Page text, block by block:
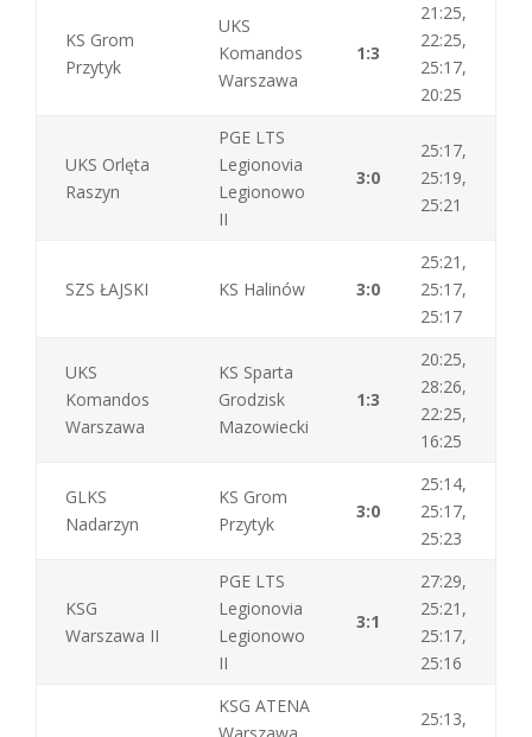
KS Grom
Przytyk
UKS
Komandos
Warszawa
1:3
21:25,
22:25,
25:17,
20:25
UKS Orlęta
Raszyn
PGE LTS
Legionovia
Legionowo
II
3:0
25:17,
25:19,
25:21
SZS ŁAJSKI KS Halinów 3:0
25:21,
25:17,
25:17
UKS
Komandos
Warszawa
KS Sparta
Grodzisk
Mazowiecki
1:3
20:25,
28:26,
22:25,
16:25
GLKS
Nadarzyn
KS Grom
Przytyk
3:0
25:14,
25:17,
25:23
KSG
Warszawa II
PGE LTS
Legionovia
Legionowo
II
3:1
27:29,
25:21,
25:17,
25:16
KSG ATENA
25:13,